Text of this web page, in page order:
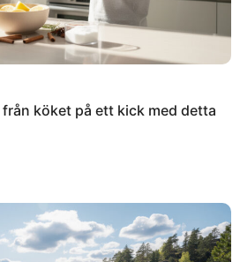
köket på ett kick med detta